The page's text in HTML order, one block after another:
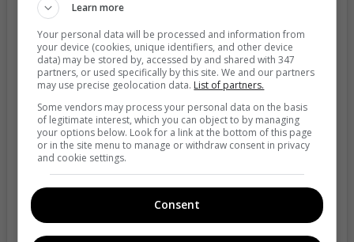
View this post on Instagram
Learn more
Your personal data will be processed and information from
your device (cookies, unique identifiers, and other device
data) may be stored by, accessed by and shared with 347
partners, or used specifically by this site. We and our partners
may use precise geolocation data. List of partners.
Some vendors may process your personal data on the basis
of legitimate interest, which you can object to by managing
your options below. Look for a link at the bottom of this page
or in the site menu to manage or withdraw consent in privacy
and cookie settings.
Consent